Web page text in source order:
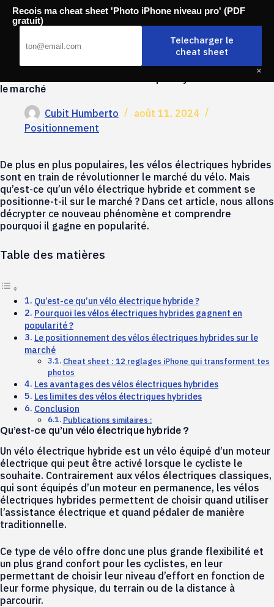
Passer
contenu
Mobili-thi
le marché
Cubit Humberto
août 11, 2024
Positionnement
De plus en plus populaires, les vélos électriques hybrides
sont en train de révolutionner le marché du vélo. Mais
qu’est-ce qu’un vélo électrique hybride et comment se
positionne-t-il sur le marché ? Dans cet article, nous allons
décrypter ce nouveau phénomène et comprendre
pourquoi il gagne en popularité.
Table des matières
Qu’est-ce qu’un vélo électrique hybride ?
Pourquoi les vélos électriques hybrides gagnent en
popularité ?
Le positionnement des vélos électriques hybrides sur le
marché
Cheat sheet : 12 reglages iPhone qui transforment tes
photos
Les avantages des vélos électriques hybrides
Les limites des vélos électriques hybrides
Conclusion
Publications similaires :
Qu’est-ce qu’un vélo électrique hybride ?
Un vélo électrique hybride est un vélo équipé d’un moteur
électrique qui peut être activé lorsque le cycliste le
souhaite. Contrairement aux vélos électriques classiques,
qui sont équipés d’un moteur en permanence, les vélos
électriques hybrides permettent de choisir quand utiliser
l’assistance électrique et quand pédaler de manière
traditionnelle.
Ce type de vélo offre donc une plus grande flexibilité et
un plus grand confort pour les cyclistes, en leur
permettant de choisir leur niveau d’effort en fonction de
leur forme physique, du terrain ou de la distance à
parcourir.
Recois ma cheat sheet 'Photo iPhone niveau pro' (PDF
gratuit)
Telecharger le
cheat sheet
×